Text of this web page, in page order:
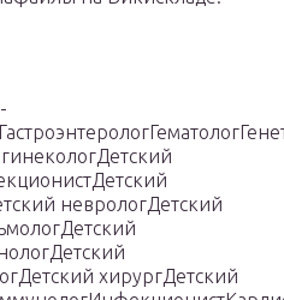
неврологДетский
хирургДетский